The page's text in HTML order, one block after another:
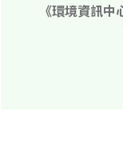
《環境資訊